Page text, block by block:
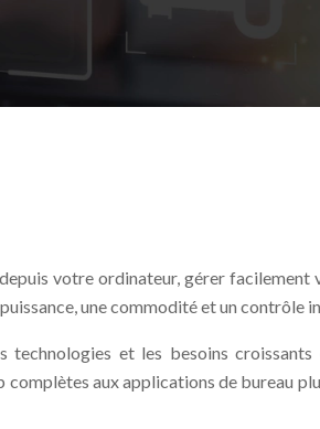
votre ordinateur, gérer
une commodité et un
technologies et les besoins
aux applications de bureau